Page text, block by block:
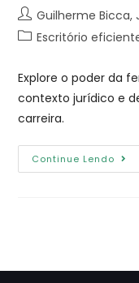
Guilherme Bicca,
Escritório
Explore o poder da
contexto jurídico e
carreira.
Continue Lendo